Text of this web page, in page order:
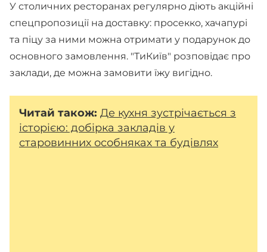
У столичних ресторанах регулярно діють акційні
спецпропозиції на доставку: просекко, хачапурі
та піцу за ними можна отримати у подарунок до
основного замовлення. "ТиКиїв" розповідає про
заклади, де можна замовити їжу вигідно.
Читай також: Де кухня зустрічається з
історією: добірка закладів у
старовинних особняках та будівлях